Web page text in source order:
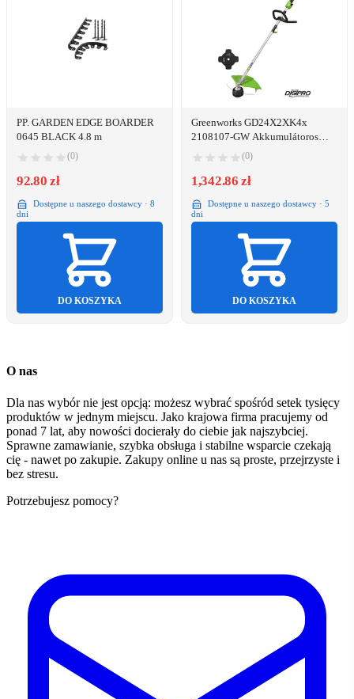
PP. GARDEN EDGE BOARDER
0645 BLACK 4.8 m
(0)
92.80 zł
Dostępne u naszego dostawcy · 8
dni
DO KOSZYKA
Greenworks GD24X2XK4x
2108107-GW Akkumulátoros
Fűszegélynyíró - 48 V, 40 cm
(0)
1,342.86 zł
Dostępne u naszego dostawcy · 5
dni
DO KOSZYKA
O nas
Dla nas wybór nie jest opcją: możesz wybrać spośród setek tysięcy
produktów w jednym miejscu. Jako krajowa firma pracujemy od
ponad 7 lat, aby nowości docierały do ciebie jak najszybciej.
Sprawne zamawianie, szybka obsługa i stabilne wsparcie czekają
cię - nawet po zakupie. Zakupy online u nas są proste, przejrzyste i
bez stresu.
Potrzebujesz pomocy?